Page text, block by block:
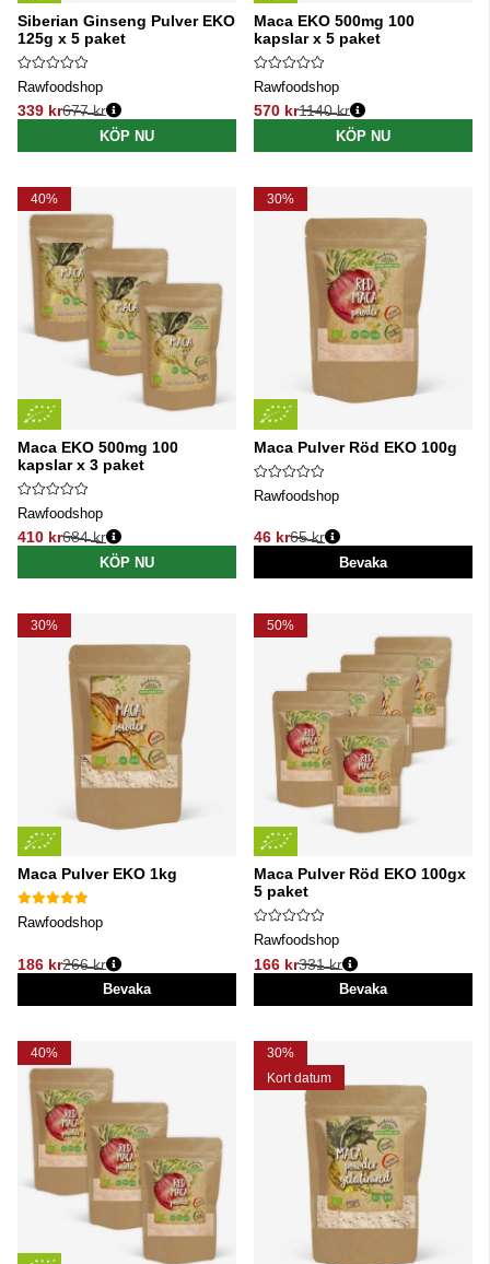
Siberian Ginseng Pulver EKO
125g x 5 paket
Rawfoodshop
339 kr
Ordinarie pris:
677 kr
KÖP NU
Maca EKO 500mg 100
kapslar x 5 paket
Rawfoodshop
570 kr
Ordinarie pris:
1140 kr
KÖP NU
40%
Maca EKO 500mg 100
kapslar x 3 paket
Rawfoodshop
410 kr
Ordinarie pris:
684 kr
KÖP NU
30%
Maca Pulver Röd EKO 100g
Rawfoodshop
46 kr
Ordinarie pris:
65 kr
Bevaka
30%
Maca Pulver EKO 1kg
Rawfoodshop
186 kr
Ordinarie pris:
266 kr
Bevaka
50%
Maca Pulver Röd EKO 100gx
5 paket
Rawfoodshop
166 kr
Ordinarie pris:
331 kr
Bevaka
40%
30%
Kort datum